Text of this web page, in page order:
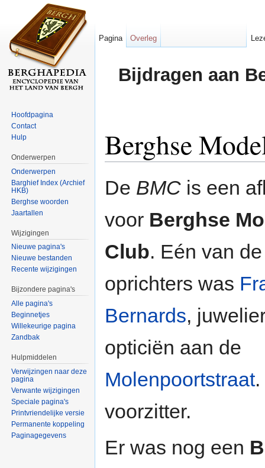
Bijdragen aan
Berghse
De BMC is een
voor Berghse
Club. Eén van de
oprichters was
Bernards,
opticiën aan de
Molenpoortstraat.
voorzitter.
Er was nog een
Pagina Overleg
Hoofdpagina
Contact
Hulp
Onderwerpen
Onderwerpen
Barghief Index (Archief
HKB)
Berghse woorden
Jaartallen
Wijzigingen
Nieuwe pagina's
Nieuwe bestanden
Recente wijzigingen
Bijzondere pagina's
Alle pagina's
Beginnetjes
Willekeurige pagina
Zandbak
Hulpmiddelen
Verwijzingen naar deze
pagina
Verwante wijzigingen
Speciale pagina's
Printvriendelijke versie
Permanente koppeling
Paginagegevens